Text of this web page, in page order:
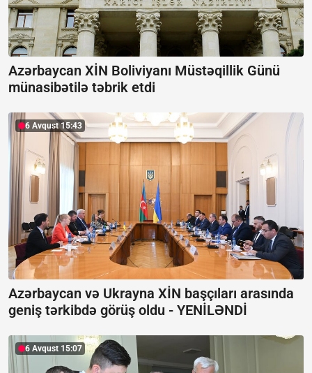
Azərbaycan XİN Boliviyanı Müstəqillik Günü
münasibətilə təbrik etdi
6 Avqust 15:43
Azərbaycan və Ukrayna XİN başçıları arasında
geniş tərkibdə görüş oldu - YENİLƏNDİ
6 Avqust 15:07